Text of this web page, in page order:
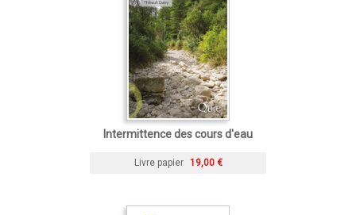
Intermittence des cours d'eau
Livre papier 19,00 €